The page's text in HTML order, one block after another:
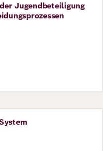
Jugendbeteiligung